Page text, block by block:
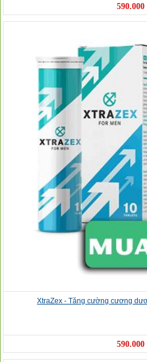
590.000
XtraZex - Tăng cường cương
590.000